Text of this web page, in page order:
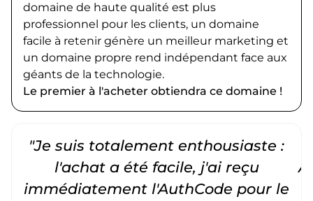
domaine de haute qualité est plus
professionnel pour les clients, un domaine
facile à retenir génère un meilleur marketing et
un domaine propre rend indépendant face aux
géants de la technologie.
Le premier à l'acheter obtiendra ce domaine !
"Je suis totalement enthousiaste :
l'achat a été facile, j'ai reçu
immédiatement l'AuthCode pour le